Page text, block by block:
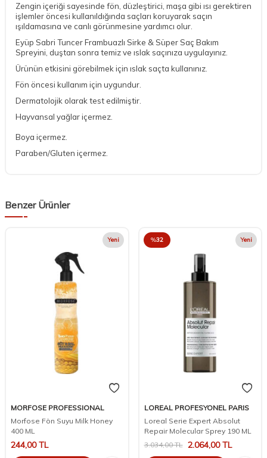
Zengin içeriği sayesinde fön, düzleştirici, maşa gibi ısı gerektiren
işlemler öncesi kullanıldığında saçları koruyarak saçın
ışıldamasına ve canlı görünmesine yardımcı olur.
Eyüp Sabri Tuncer Frambuazlı Sirke & Süper Saç Bakım
Spreyini, duştan sonra temiz ve ıslak saçınıza uygulayınız.
Ürünün etkisini görebilmek için ıslak saçta kullanınız.
Fön öncesi kullanım için uygundur.
Dermatolojik olarak test edilmiştir.
Hayvansal yağlar içermez.
Boya içermez.
Paraben/Gluten içermez.
Benzer Ürünler
Yeni
MORFOSE PROFESSIONAL
Morfose Fön Suyu Milk Honey
400 ML
244,00TL
%32 Yeni
LOREAL PROFESYONEL PARIS
Loreal Serie Expert Absolut
Repair Molecular Sprey 190 ML
3.034,00TL 2.064,00TL